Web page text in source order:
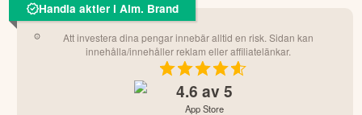
Handla aktier i Alm. Brand
Att investera dina pengar innebär alltid en risk. Sidan kan
innehålla/innehåller reklam eller affiliatelänkar.
4.6 av 5
App Store